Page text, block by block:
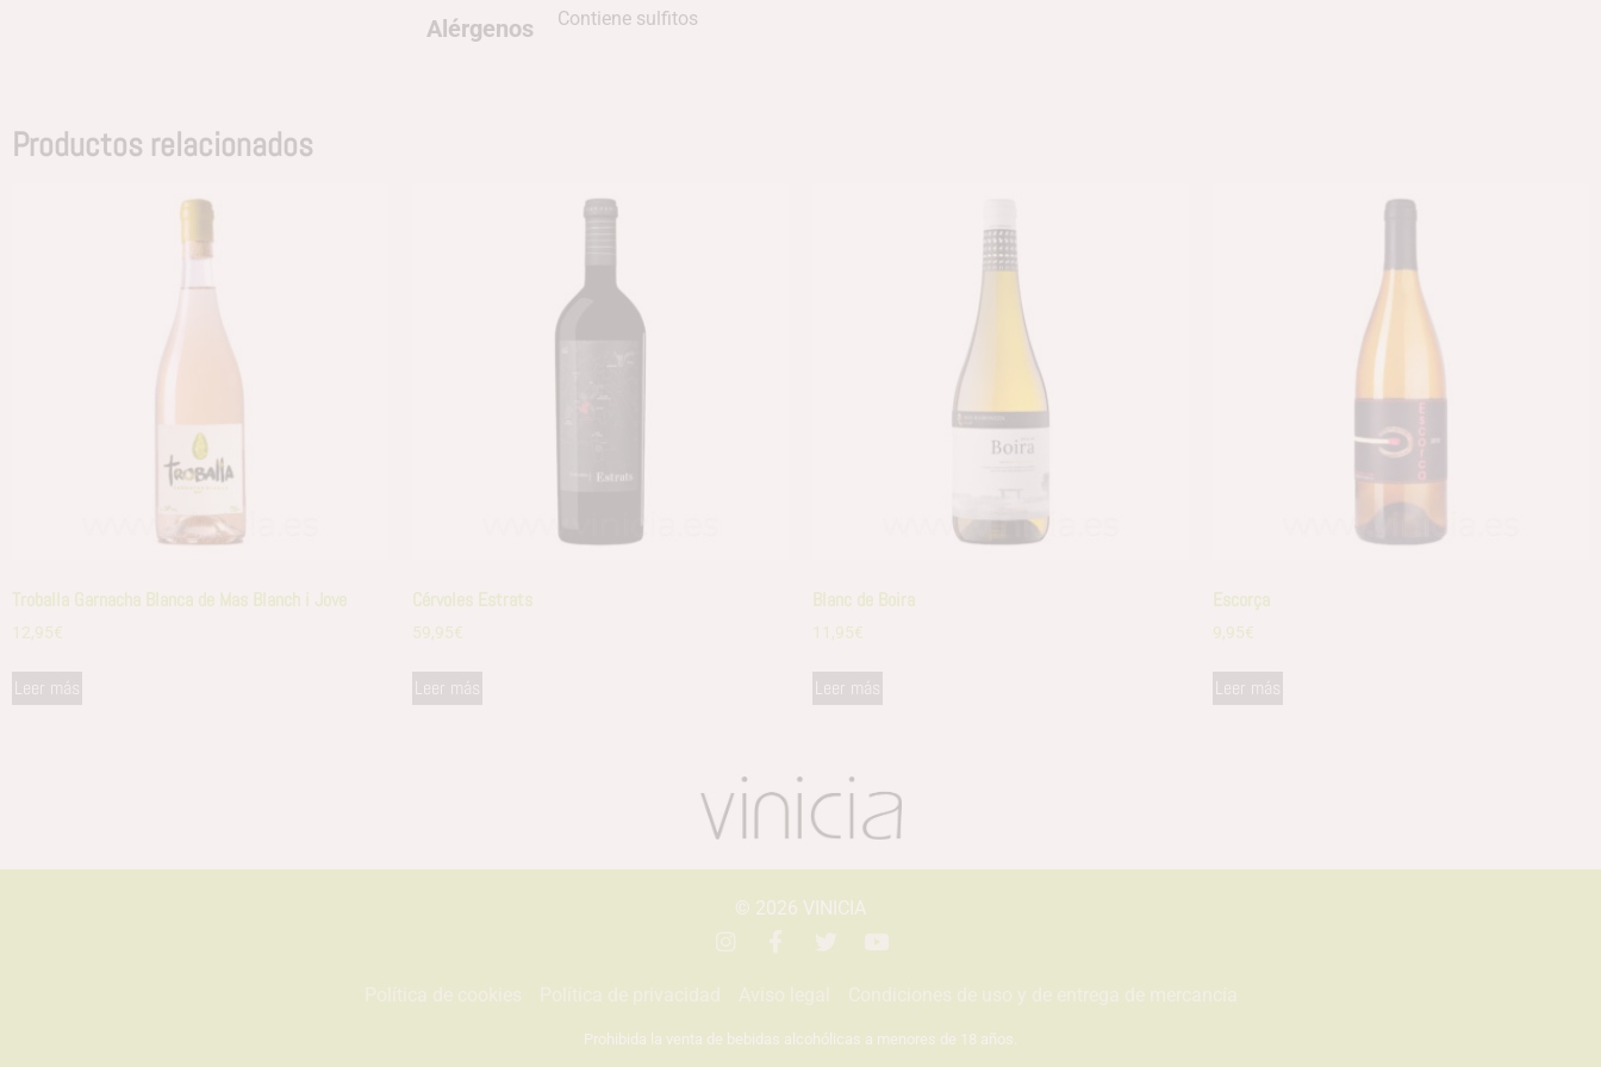
Alérgenos Contiene sulfitos
Productos relacionados
Troballa Garnacha Blanca de Mas Blanch i Jove
12,95€
Leer más
Cérvoles Estrats
59,95€
Leer más
Blanc de Boira
11,95€
Leer más
Escorça
9,95€
Leer más
© 2026 VINICIA
Política de cookies Política de privacidad Aviso legal Condiciones de uso y de entrega de mercancía
Prohibida la venta de bebidas alcohólicas a menores de 18 años.